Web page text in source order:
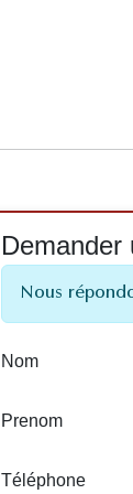
Demander
Nous
Nom
Prenom
Téléphone